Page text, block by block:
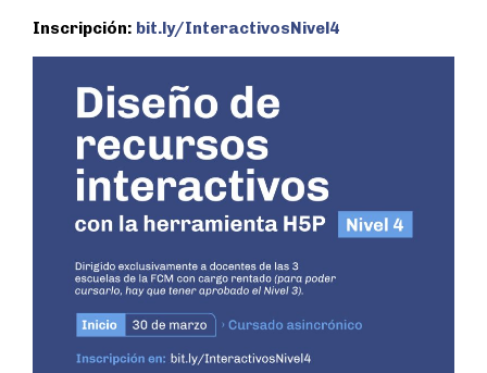
Inscripción: bit.ly/InteractivosNivel4